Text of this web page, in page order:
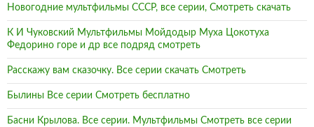
Новогодние мультфильмы СССР, все серии, Смотреть скачать
К И Чуковский Мультфильмы Мойдодыр Муха Цокотуха
Федорино горе и др все подряд смотреть
Расскажу вам сказочку. Все серии скачать Смотреть
Былины Все серии Смотреть бесплатно
Басни Крылова. Все серии. Мультфильмы Смотреть все серии